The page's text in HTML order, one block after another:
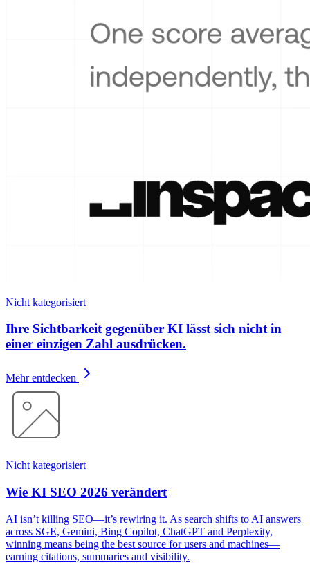
Nicht kategorisiert
Ihre Sichtbarkeit gegenüber KI lässt sich nicht in
einer einzigen Zahl ausdrücken.
Mehr entdecken
Nicht kategorisiert
Wie KI SEO 2026 verändert
AI isn’t killing SEO—it’s rewiring it. As search shifts to AI answers
across SGE, Gemini, Bing Copilot, ChatGPT and Perplexity,
winning means being the best source for users and machines—
earning citations, summaries and visibility.